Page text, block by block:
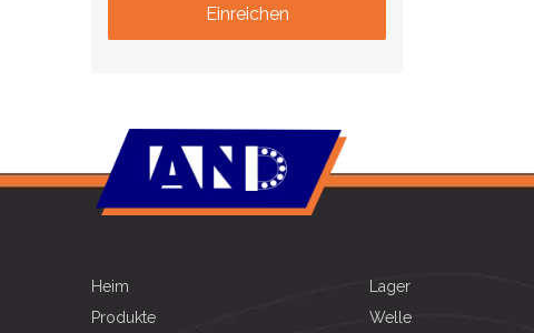
Einreichen
Heim
Produkte
Lager
Welle